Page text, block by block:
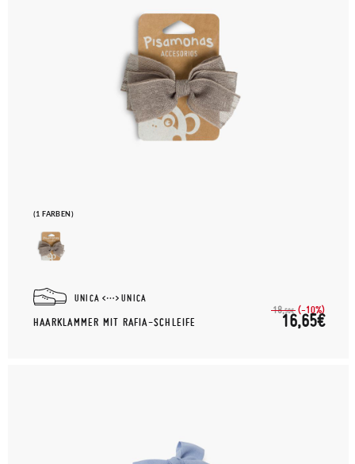
(1 FARBEN)
UNICA UNICA
HAARKLAMMER MIT RAFIA-SCHLEIFE
18,50€ (-10%)
16,65€